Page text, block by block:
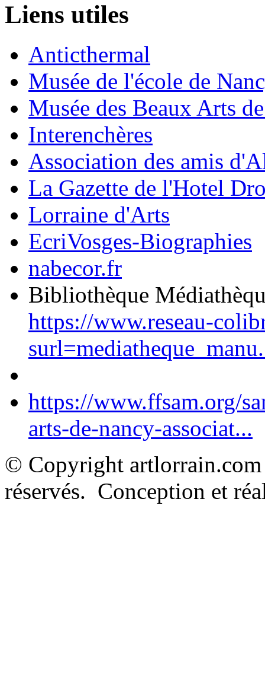
Liens utiles
Anticthermal
Musée de l'école de
Musée des Beaux Arts
Interenchères
Association des amis
La Gazette de l'Hotel
Lorraine d'Arts
EcriVosges-Biographies
nabecor.fr
Bibliothèque
https://www.reseau-
https://www.ffsam.org/
arts-de-nancy-associat...
© Copyright
réservés. Conception et